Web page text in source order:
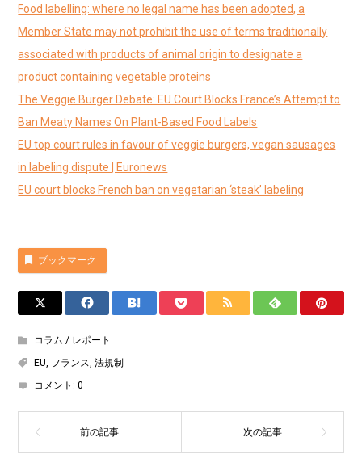
Food labelling: where no legal name has been adopted, a
Member State may not prohibit the use of terms traditionally
associated with products of animal origin to designate a
product containing vegetable proteins
The Veggie Burger Debate: EU Court Blocks France’s Attempt to
Ban Meaty Names On Plant-Based Food Labels
EU top court rules in favour of veggie burgers, vegan sausages
in labeling dispute | Euronews
EU court blocks French ban on vegetarian ‘steak’ labeling
ブックマーク
コラム / レポート
EU, フランス,法規制
コメント:0